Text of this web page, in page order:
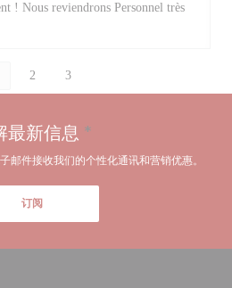
! Nous reviendrons Personnel très
2 3
最新信息 *
邮件接收我们的个性化通讯和营销优惠。
订阅